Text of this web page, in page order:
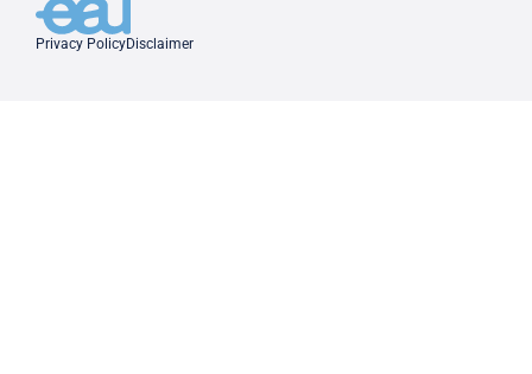
Privacy PolicyDisclaimer